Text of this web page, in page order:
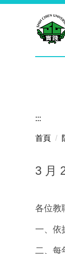
:::
首頁
3 月
各位教
一、依
二、每